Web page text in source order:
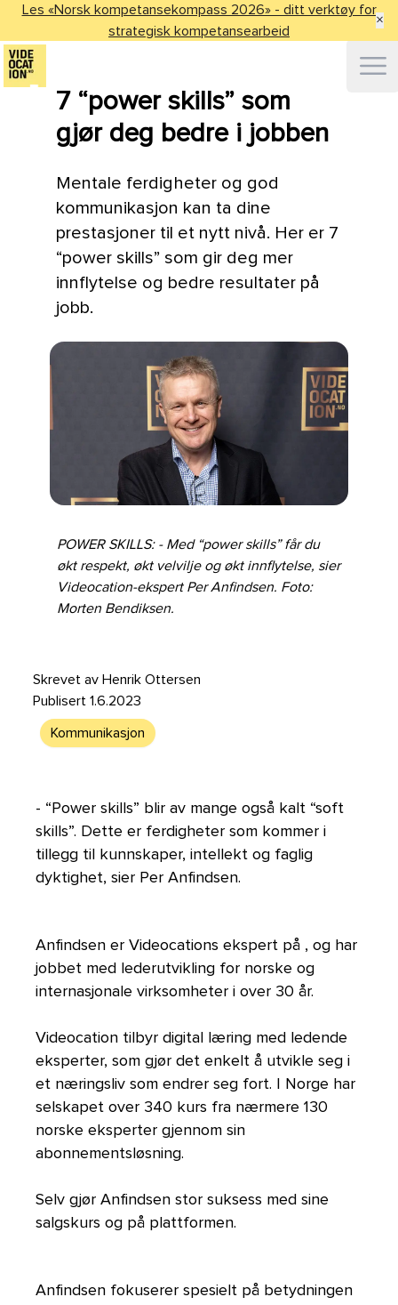
Les «Norsk kompetansekompass 2026» - ditt verktøy for
strategisk kompetansearbeid
×
7 “power skills” som
gjør deg bedre i jobben
Mentale ferdigheter og god
kommunikasjon kan ta dine
prestasjoner til et nytt nivå. Her er 7
“power skills” som gir deg mer
innflytelse og bedre resultater på
jobb.
POWER SKILLS: - Med “power skills” får du
økt respekt, økt velvilje og økt innflytelse, sier
Videocation-ekspert Per Anfindsen. Foto:
Morten Bendiksen.
Skrevet av Henrik Ottersen
Publisert1.6.2023
Kommunikasjon
Kommunikasjon
- “Power skills” blir av mange også kalt “soft
skills”. Dette er ferdigheter som kommer i
tillegg til kunnskaper, intellekt og faglig
dyktighet, sier Per Anfindsen.
Anfindsen er Videocations ekspert på , og har
jobbet med lederutvikling for norske og
internasjonale virksomheter i over 30 år.
Videocation tilbyr digital læring med ledende
eksperter, som gjør det enkelt å utvikle seg i
et næringsliv som endrer seg fort. I Norge har
selskapet over 340 kurs fra nærmere 130
norske eksperter gjennom sin
abonnementsløsning.
Selv gjør Anfindsen stor suksess med sine
salgskurs og på plattformen.
Anfindsen fokuserer spesielt på betydningen